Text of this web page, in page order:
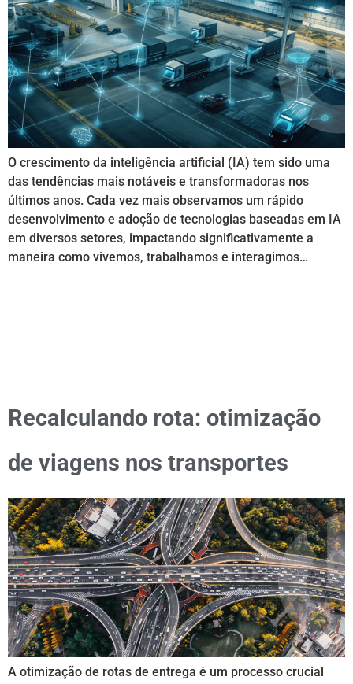
O crescimento da inteligência artificial (IA) tem sido uma
das tendências mais notáveis e transformadoras nos
últimos anos. Cada vez mais observamos um rápido
desenvolvimento e adoção de tecnologias baseadas em IA
em diversos setores, impactando significativamente a
maneira como vivemos, trabalhamos e interagimos…
Recalculando rota: otimização
de viagens nos transportes
A otimização de rotas de entrega é um processo crucial